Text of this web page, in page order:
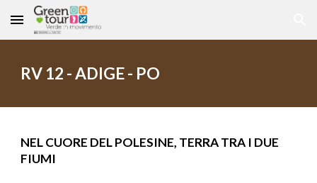
Skip to main content
RV 12 - ADIGE - PO
NEL CUORE DEL POLESINE, TERRA TRA I DUE
FIUMI